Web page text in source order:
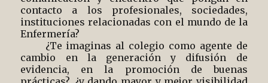
contacto a los profesionales, sociedades,
instituciones relacionadas con el mundo de la
Enfermería?
¿Te imaginas al colegio como agente de
cambio en la generación y difusión de
evidencia, en la promoción de buenas